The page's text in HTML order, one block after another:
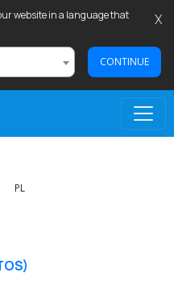
website in a language that
CONTINUE
X
PL